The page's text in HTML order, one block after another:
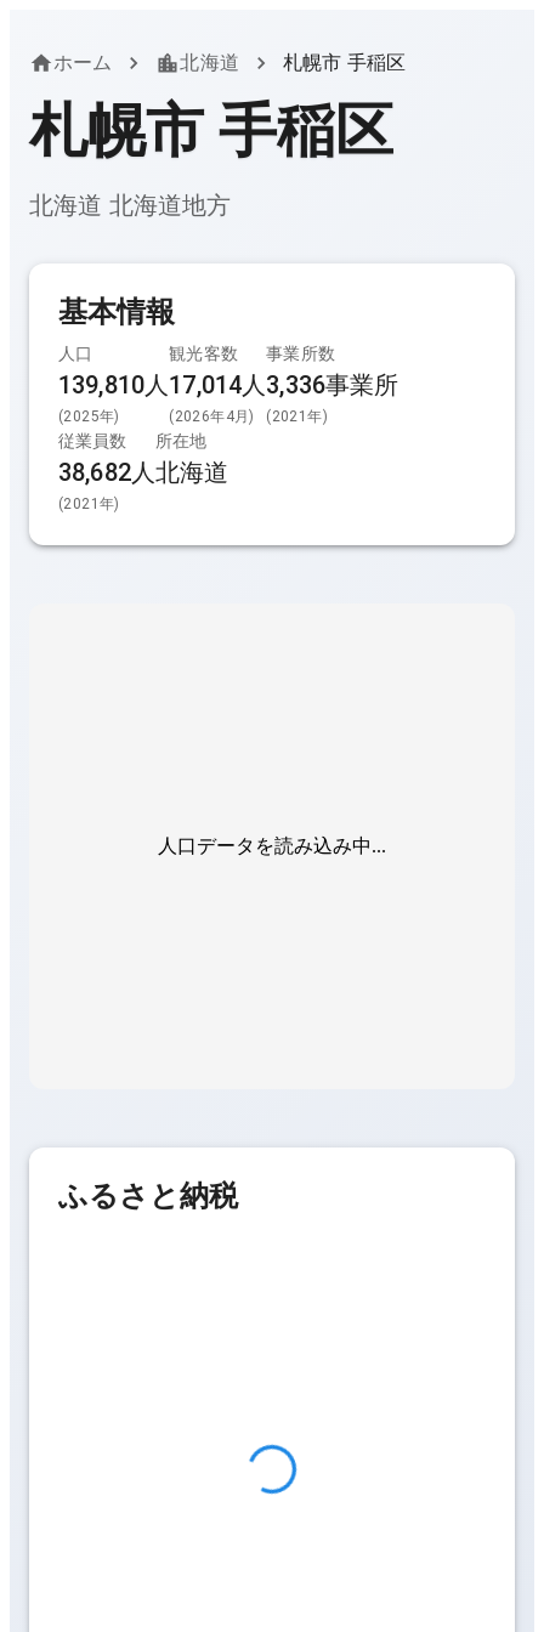
ホーム 北海道 札幌市 手稲区
札幌市 手稲区
北海道 北海道地方
基本情報
人口
139,810人
(2025年)
観光客数
17,014人
( 2026年4月)
事業所数
3,336事業所
( 2021年)
従業員数
38,682人
(2021年)
所在地
北海道
人口データを読み込み中...
ふるさと納税